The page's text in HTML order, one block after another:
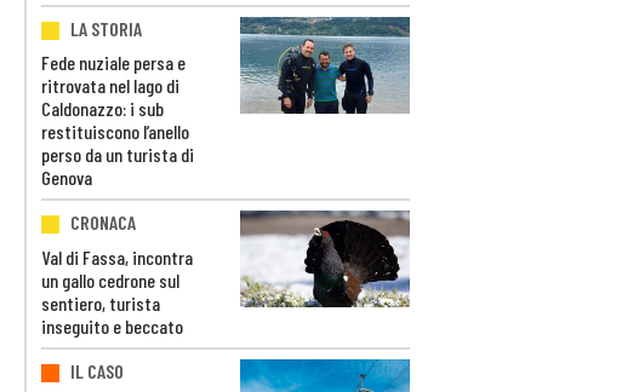
LA STORIA
Fede nuziale persa e
ritrovata nel lago di
Caldonazzo: i sub
restituiscono l’anello
perso da un turista di
Genova
CRONACA
Val di Fassa, incontra
un gallo cedrone sul
sentiero, turista
inseguito e beccato
IL CASO